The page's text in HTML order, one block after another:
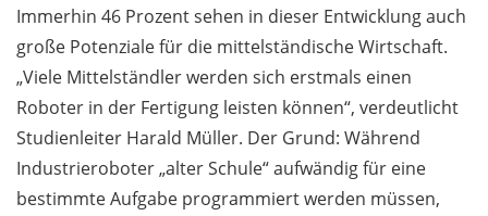
Immerhin 46 Prozent sehen in dieser Entwicklung auch
große Potenziale für die mittelständische Wirtschaft.
„Viele Mittelständler werden sich erstmals einen
Roboter in der Fertigung leisten können“, verdeutlicht
Studienleiter Harald Müller. Der Grund: Während
Industrieroboter „alter Schule“ aufwändig für eine
bestimmte Aufgabe programmiert werden müssen,